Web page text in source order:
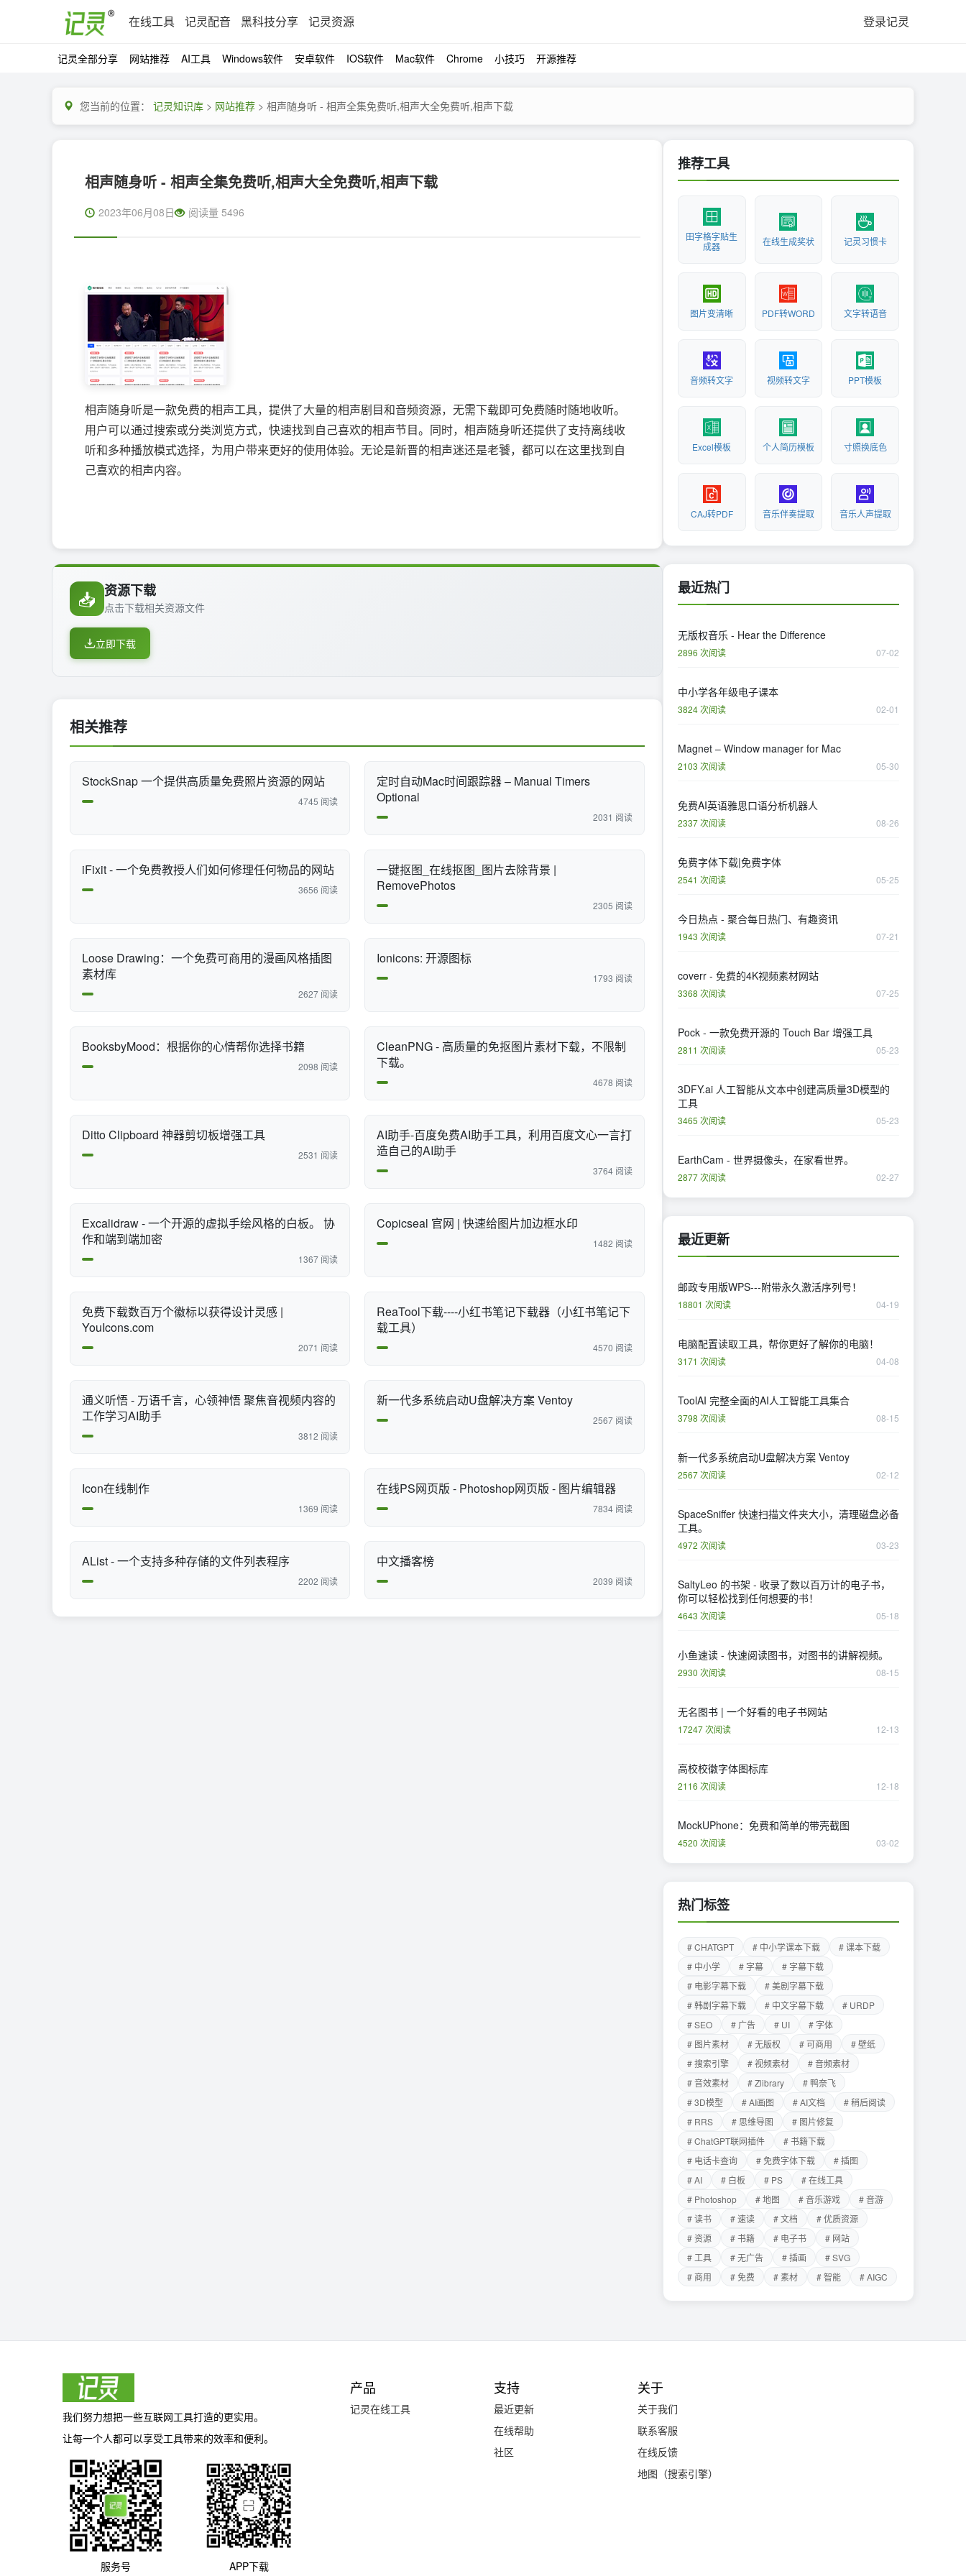
在线工具 记灵配音 黑科技分享 记灵资源 登录记灵
记灵全部分享 网站推荐 AI工具 Windows软件 安卓软件 IOS软件 Mac软件 Chrome 小技巧 开源推荐
您当前的位置： 记灵知识库 > 网站推荐 > 相声随身听 - 相声全集免费听,相声大全免费听,相声下载
相声随身听 - 相声全集免费听,相声大全免费听,相声下载
2023年06月08日 阅读量 5496
相声随身听是一款免费的相声工具，提供了大量的相声剧目和音频资源，无需下载即可免费随时随地收听。
用户可以通过搜索或分类浏览方式，快速找到自己喜欢的相声节目。同时，相声随身听还提供了支持离线收
听和多种播放模式选择，为用户带来更好的使用体验。无论是新晋的相声迷还是老饕，都可以在这里找到自
己喜欢的相声内容。
📥 资源下载
点击下载相关资源文件
立即下载
相关推荐
StockSnap 一个提供高质量免费照片资源的网站
4745 阅读
定时自动Mac时间跟踪器 – Manual Timers
Optional
2031 阅读
iFixit - 一个免费教授人们如何修理任何物品的网站
3656 阅读
一键抠图_在线抠图_图片去除背景 |
RemovePhotos
2305 阅读
Loose Drawing：一个免费可商用的漫画风格插图
素材库
2627 阅读
Ionicons: 开源图标
1793 阅读
BooksbyMood：根据你的心情帮你选择书籍
2098 阅读
CleanPNG - 高质量的免抠图片素材下载，不限制
下载。
4678 阅读
Ditto Clipboard 神器剪切板增强工具
2531 阅读
AI助手-百度免费AI助手工具，利用百度文心一言打
造自己的AI助手
3764 阅读
Excalidraw - 一个开源的虚拟手绘风格的白板。 协
作和端到端加密
1367 阅读
Copicseal 官网 | 快速给图片加边框水印
1482 阅读
免费下载数百万个徽标以获得设计灵感 |
YouIcons.com
2071 阅读
ReaTool下载----小红书笔记下载器（小红书笔记下
载工具）
4570 阅读
通义听悟 - 万语千言，心领神悟 聚焦音视频内容的
工作学习AI助手
3812 阅读
新一代多系统启动U盘解决方案 Ventoy
2567 阅读
Icon在线制作
1369 阅读
在线PS网页版 - Photoshop网页版 - 图片编辑器
7834 阅读
AList - 一个支持多种存储的文件列表程序
2202 阅读
中文播客榜
2039 阅读
推荐工具
田字格字贴生
成器
在线生成奖状 记灵习惯卡
图片变清晰 PDF转WORD 文字转语音
音频转文字 视频转文字 PPT模板
Excel模板 个人简历模板 寸照换底色
CAJ转PDF 音乐伴奏提取 音乐人声提取
最近热门
无版权音乐 - Hear the Difference
2896 次阅读 07-02
中小学各年级电子课本
3824 次阅读 02-01
Magnet – Window manager for Mac
2103 次阅读 05-30
免费AI英语雅思口语分析机器人
2337 次阅读 08-26
免费字体下载|免费字体
2541 次阅读 05-25
今日热点 - 聚合每日热门、有趣资讯
1943 次阅读 07-21
coverr - 免费的4K视频素材网站
3368 次阅读 07-25
Pock - 一款免费开源的 Touch Bar 增强工具
2811 次阅读 05-23
3DFY.ai 人工智能从文本中创建高质量3D模型的
工具
3465 次阅读 05-23
EarthCam - 世界摄像头，在家看世界。
2877 次阅读 02-27
最近更新
邮政专用版WPS---附带永久激活序列号！
18801 次阅读 04-19
电脑配置读取工具，帮你更好了解你的电脑！
3171 次阅读 04-08
ToolAI 完整全面的AI人工智能工具集合
3798 次阅读 08-15
新一代多系统启动U盘解决方案 Ventoy
2567 次阅读 02-12
SpaceSniffer 快速扫描文件夹大小，清理磁盘必备
工具。
4972 次阅读 03-23
SaltyLeo 的书架 - 收录了数以百万计的电子书，
你可以轻松找到任何想要的书！
4643 次阅读 05-18
小鱼速读 - 快速阅读图书，对图书的讲解视频。
2930 次阅读 08-15
无名图书 | 一个好看的电子书网站
17247 次阅读 12-13
高校校徽字体图标库
2116 次阅读 12-18
MockUPhone：免费和简单的带壳截图
4520 次阅读 03-02
热门标签
# CHATGPT # 中小学课本下载
# 课本下载
# 中小学
# 字幕
# 字幕下载
# 电影字幕下载
# 美剧字幕下载
# 韩剧字幕下载
# 中文字幕下载
# URDP
# SEO
# 广告 # UI
# 字体
# 图片素材
# 无版权 # 可商用
# 壁纸
# 搜索引擎
# 视频素材
# 音频素材
# 音效素材
# Zlibrary
# 鸭奈飞
# 3D模型
# AI画图 # AI文档
# 稍后阅读
# RRS
# 思维导图
# 图片修复
# ChatGPT联网插件
# 书籍下载
# 电话卡查询
# 免费字体下载
# 插图
# AI
# 白板 # PS
# 在线工具
# Photoshop
# 地图 # 音乐游戏
# 音游
# 读书
# 速读 # 文档
# 优质资源
# 资源
# 书籍 # 电子书
# 网站
# 工具
# 无广告 # 插画
# SVG
# 商用
# 免费 # 素材 # 智能 # AIGC
我们努力想把一些互联网工具打造的更实用。
让每一个人都可以享受工具带来的效率和便利。
服务号 APP下载
产品
记灵在线工具
支持
最近更新
在线帮助
社区
关于
关于我们
联系客服
在线反馈
地图（搜索引擎）